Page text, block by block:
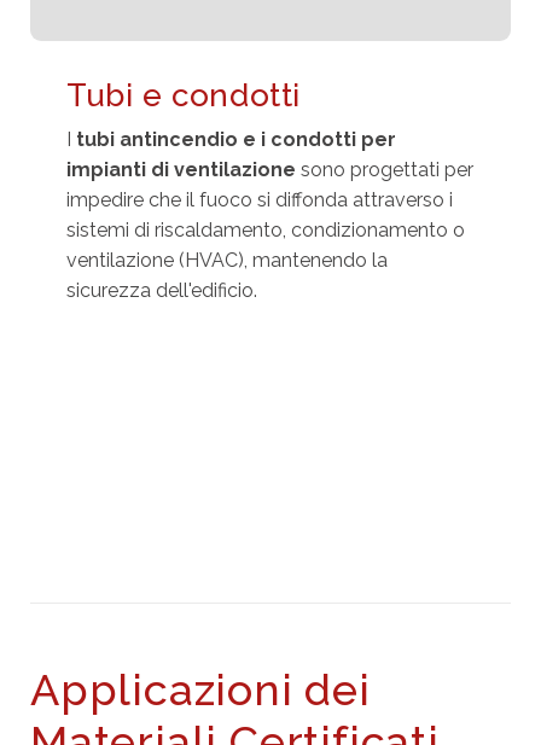
Tubi e condotti
I tubi antincendio e i condotti per
impianti di ventilazione sono progettati per
impedire che il fuoco si diffonda attraverso i
sistemi di riscaldamento, condizionamento o
ventilazione (HVAC), mantenendo la
sicurezza dell'edificio.
Applicazioni dei